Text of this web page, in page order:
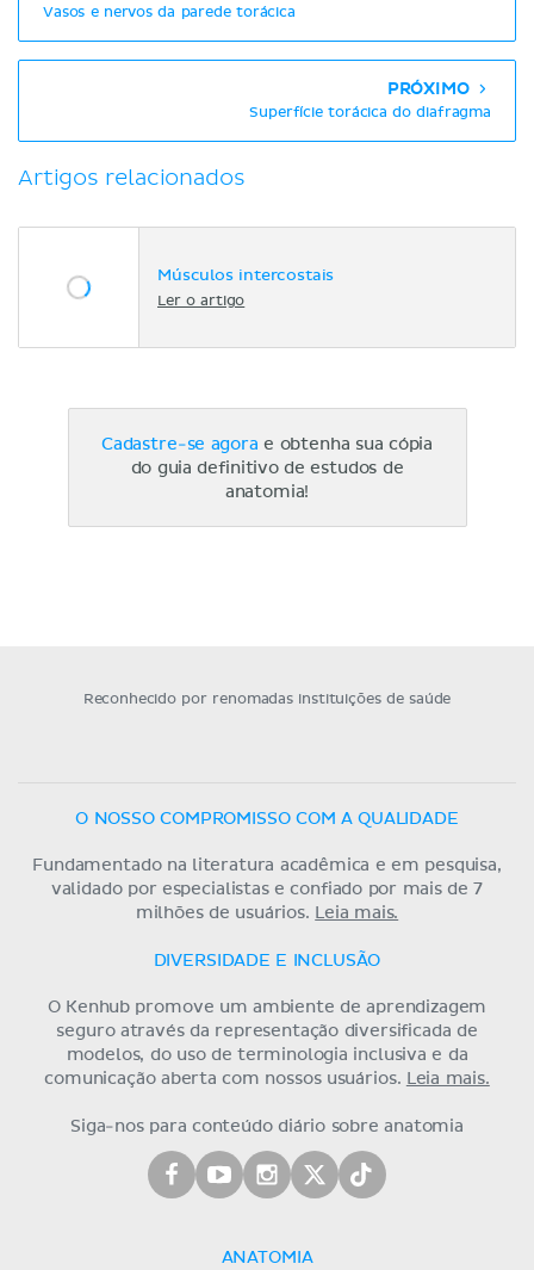
Vasos e nervos da parede torácica
PRÓXIMO
Superfície torácica do diafragma
Artigos relacionados
Músculos intercostais
Ler o artigo
Cadastre-se agora e obtenha sua cópia
do guia definitivo de estudos de
anatomia!
Reconhecido por renomadas instituições de saúde
O NOSSO COMPROMISSO COM A QUALIDADE
Fundamentado na literatura acadêmica e em pesquisa,
validado por especialistas e confiado por mais de 7
milhões de usuários. Leia mais.
DIVERSIDADE E INCLUSÃO
O Kenhub promove um ambiente de aprendizagem
seguro através da representação diversificada de
modelos, do uso de terminologia inclusiva e da
comunicação aberta com nossos usuários. Leia mais.
Siga-nos para conteúdo diário sobre anatomia
ANATOMIA